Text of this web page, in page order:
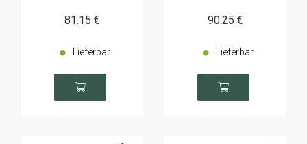
81.15 €
Lieferbar
90.25 €
Lieferbar